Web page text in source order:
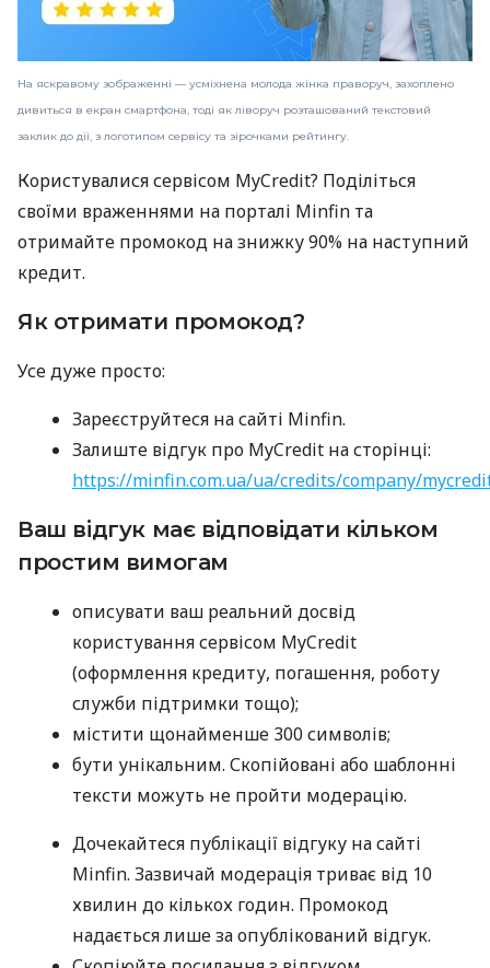
На яскравому зображенні — усміхнена молода жінка праворуч, захоплено
дивиться в екран смартфона, тоді як ліворуч розташований текстовий
заклик до дії, з логотипом сервісу та зірочками рейтингу.
Користувалися сервісом MyCredit? Поділіться
своїми враженнями на порталі Minfin та
отримайте промокод на знижку 90% на наступний
кредит.
Як отримати промокод?
Усе дуже просто:
Зареєструйтеся на сайті Minfin.
Залиште відгук про MyCredit на сторінці:
https://minfin.com.ua/ua/credits/company/
Ваш відгук має відповідати кільком
простим вимогам
описувати ваш реальний досвід
користування сервісом MyCredit
(оформлення кредиту, погашення, роботу
служби підтримки тощо);
містити щонайменше 300 символів;
бути унікальним. Скопійовані або шаблонні
тексти можуть не пройти модерацію.
Дочекайтеся публікації відгуку на сайті
Minfin. Зазвичай модерація триває від 10
хвилин до кількох годин. Промокод
надається лише за опублікований відгук.